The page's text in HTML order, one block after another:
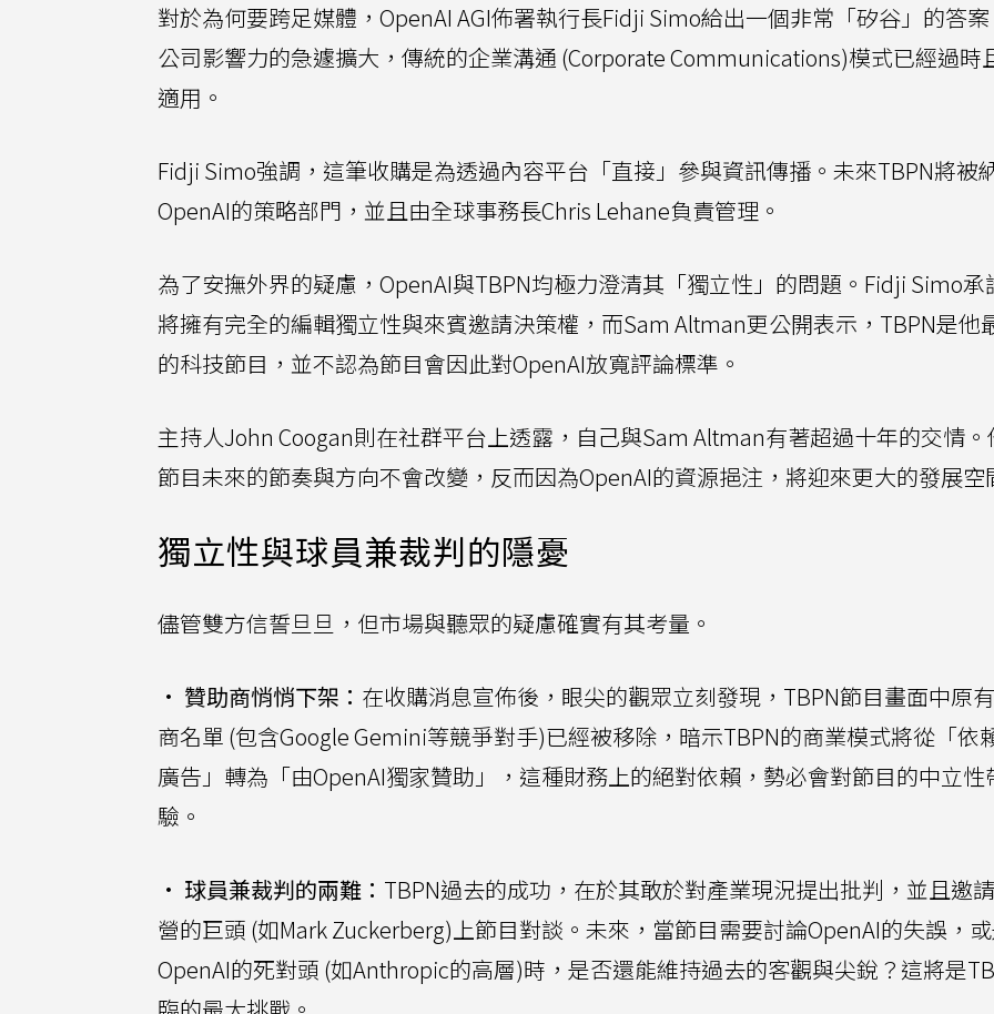
對於為何要跨足媒體，OpenAI AGI佈署執行長Fidji Simo給出一個非常「矽谷」的答
公司影響力的急遽擴大，傳統的企業溝通 (Corporate Communications)模式已經過時
適用。
Fidji Simo強調，這筆收購是為透過內容平台「直接」參與資訊傳播。未來TBPN將被
OpenAI的策略部門，並且由全球事務長Chris Lehane負責管理。
為了安撫外界的疑慮，OpenAI與TBPN均極力澄清其「獨立性」的問題。Fidji Simo承
將擁有完全的編輯獨立性與來賓邀請決策權，而Sam Altman更公開表示，TBPN是他
的科技節目，並不認為節目會因此對OpenAI放寬評論標準。
主持人John Coogan則在社群平台上透露，自己與Sam Altman有著超過十年的交情
節目未來的節奏與方向不會改變，反而因為OpenAI的資源挹注，將迎來更大的發展空
獨立性與球員兼裁判的隱憂
儘管雙方信誓旦旦，但市場與聽眾的疑慮確實有其考量。
• 贊助商悄悄下架： 在收購消息宣佈後，眼尖的觀眾立刻發現，TBPN節目畫面中原
商名單 (包含Google Gemini等競爭對手)已經被移除，暗示TBPN的商業模式將從「依
廣告」轉為「由OpenAI獨家贊助」，這種財務上的絕對依賴，勢必會對節目的中立性
驗。
• 球員兼裁判的兩難： TBPN過去的成功，在於其敢於對產業現況提出批判，並且邀
營的巨頭 (如Mark Zuckerberg)上節目對談。未來，當節目需要討論OpenAI的失誤，
OpenAI的死對頭 (如Anthropic的高層)時，是否還能維持過去的客觀與尖銳？這將是